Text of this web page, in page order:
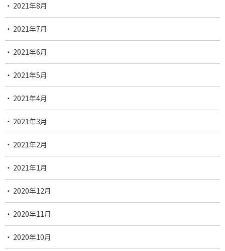
2021年8月
2021年7月
2021年6月
2021年5月
2021年4月
2021年3月
2021年2月
2021年1月
2020年12月
2020年11月
2020年10月